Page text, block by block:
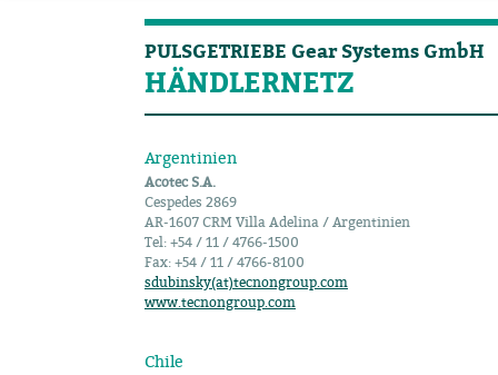
PULSGETRIEBE Gear Systems GmbH
HÄNDLERNETZ
Argentinien
Acotec S.A.
Cespedes 2869
AR-1607 CRM Villa Adelina / Argentinien
Tel: +54 / 11 / 4766-1500
Fax: +54 / 11 / 4766-8100
sdubinsky(at)tecnongroup.com
www.tecnongroup.com
Chile